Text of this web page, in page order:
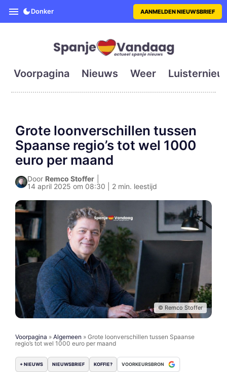
SpanjeVandaag is de eerste
Donker AANMELDEN NIEUWSBRIEF
Voorpagina Nieuws Weer
Grote loonverschillen tussen
Spaanse regio’s tot wel 1000
euro per maand
Door Remco Stoffer
14 april 2025 om 08:30 | 2 min. leestijd
© Remco Stoffer
Voorpagina » Algemeen » Grote loonverschillen tussen Spaanse
regio’s tot wel 1000 euro per maand
+ NIEUWS NIEUWSBRIEF KOFFIE? VOORKEURSBRON